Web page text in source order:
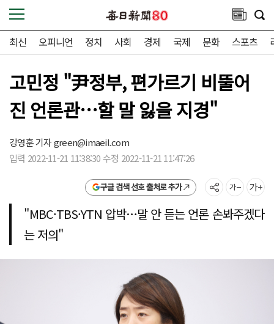
최신 오피니언 정치 사회 경제 국제 문화 스포츠
고민정 "尹정부, 편가르기 비뚤어
진 언론관…할 말 잃을 지경"
강영훈 기자green@imaeil.com
입력 2022-11-21 11:38:30 수정 2022-11-21 11:47:26
구글 검색 선호 출처로 추가
"MBC·TBS·YTN 압박…말 안 듣는 언론 손봐주겠다
는 저의"